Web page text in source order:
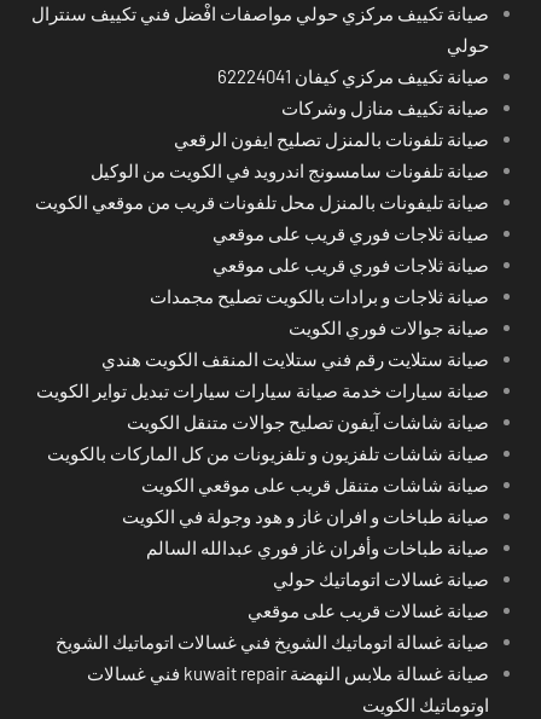
صيانة تكييف مركزي حولي مواصفات افْضل فني تكييف سنترال
حولي
صيانة تكييف مركزي كيفان 62224041
صيانة تكييف منازل وشركات
صيانة تلفونات بالمنزل تصليح ايفون الرقعي
صيانة تلفونات سامسونج اندرويد في الكويت من الوكيل
صيانة تليفونات بالمنزل محل تلفونات قريب من موقعي الكويت
صيانة ثلاجات فوري قريب على موقعي
صيانة ثلاجات فوري قريب على موقعي
صيانة ثلاجات و برادات بالكويت تصليح مجمدات
صيانة جوالات فوري الكويت
صيانة ستلايت رقم فني ستلايت المنقف الكويت هندي
صيانة سيارات خدمة صيانة سيارات سيارات تبديل تواير الكويت
صيانة شاشات آيفون تصليح جوالات متنقل الكويت
صيانة شاشات تلفزيون و تلفزيونات من كل الماركات بالكويت
صيانة شاشات متنقل قريب على موقعي الكويت
صيانة طباخات و افران غاز و هود وجولة في الكويت
صيانة طباخات وأفران غاز فوري عبدالله السالم
صيانة غسالات اتوماتيك حولي
صيانة غسالات قريب على موقعي
صيانة غسالة اتوماتيك الشويخ فني غسالات اتوماتيك الشويخ
صيانة غسالة ملابس النهضة kuwait repair فني غسالات
اوتوماتيك الكويت